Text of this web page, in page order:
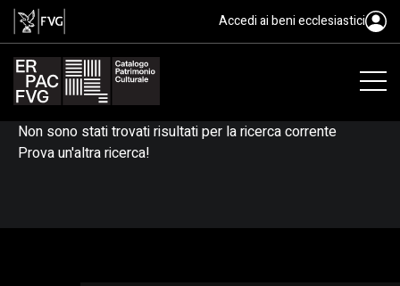
Accedi ai beni ecclesiastici
Non sono stati trovati risultati per la ricerca corrente
Prova un'altra ricerca!